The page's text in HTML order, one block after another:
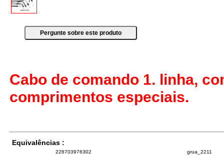
Cabo de comando 1. linha,
comprimentos especiais.
Equivalências :
228703976302 grua_2211